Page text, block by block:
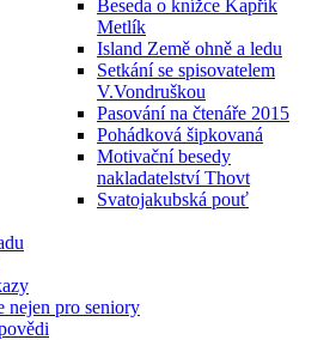
Beseda o knížce Kapřík
Metlík
Island Země ohně a ledu
Setkání se spisovatelem
V.Vondruškou
Pasování na čtenáře 2015
Pohádková šipkovaná
Motivační besedy
nakladatelství Thovt
Svatojakubská pouť
nejen pro seniory